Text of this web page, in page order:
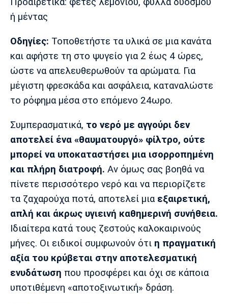
ή μέντας
Οδηγίες: Τοποθετήστε τα υλικά σε μια κανάτα
και αφήστε τη στο ψυγείο για 2 έως 4 ώρες,
ώστε να απελευθερωθούν τα αρώματα. Για
μέγιστη φρεσκάδα και ασφάλεια, καταναλώστε
το ρόφημα μέσα στο επόμενο 24ωρο.
Συμπερασματικά, το νερό με αγγούρι δεν
αποτελεί ένα «θαυματουργό» φίλτρο, ούτε
μπορεί να υποκαταστήσει μια ισορροπημένη
και πλήρη διατροφή. Αν όμως σας βοηθά να
πίνετε περισσότερο νερό και να περιορίζετε
τα ζαχαρούχα ποτά, αποτελεί μιαεξαιρετική,
απλή και άκρως υγιεινή καθημερινή συνήθεια.
Ιδιαίτερα κατά τους ζεστούς καλοκαιρινούς
μήνες. Οι ειδικοί συμφωνούν ότι η πραγματική
αξία του κρύβεται στην αποτελεσματική
ενυδάτωση που προσφέρει και όχι σε κάποια
υποτιθέμενη «αποτοξινωτική» δράση.